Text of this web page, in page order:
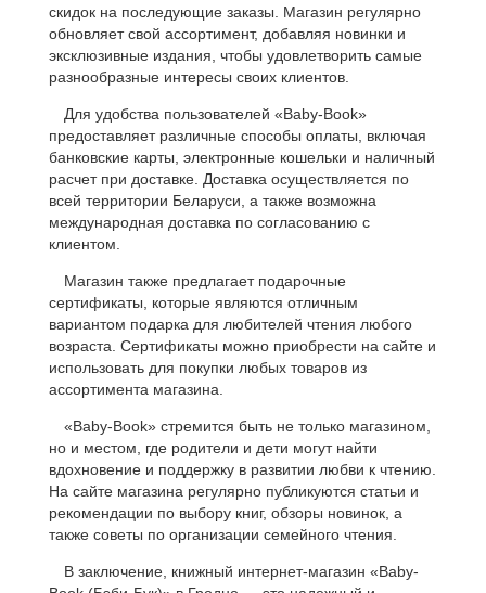
скидок на последующие заказы. Магазин регулярно
обновляет свой ассортимент, добавляя новинки и
эксклюзивные издания, чтобы удовлетворить самые
разнообразные интересы своих клиентов.
Для удобства пользователей «Baby-Book»
предоставляет различные способы оплаты, включая
банковские карты, электронные кошельки и наличный
расчет при доставке. Доставка осуществляется по
всей территории Беларуси, а также возможна
международная доставка по согласованию с
клиентом.
Магазин также предлагает подарочные
сертификаты, которые являются отличным
вариантом подарка для любителей чтения любого
возраста. Сертификаты можно приобрести на сайте и
использовать для покупки любых товаров из
ассортимента магазина.
«Baby-Book» стремится быть не только магазином,
но и местом, где родители и дети могут найти
вдохновение и поддержку в развитии любви к чтению.
На сайте магазина регулярно публикуются статьи и
рекомендации по выбору книг, обзоры новинок, а
также советы по организации семейного чтения.
В заключение, книжный интернет-магазин «Baby-